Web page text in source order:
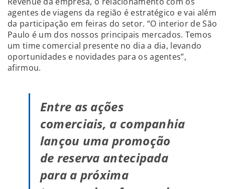
agentes de viagens da região é estratégico e vai além
da participação em feiras do setor. “O interior de São
Paulo é um dos nossos principais mercados. Temos
um time comercial presente no dia a dia, levando
oportunidades e novidades para os agentes”,
afirmou.
Entre as ações
comerciais, a companhia
lançou uma promoção
de reserva antecipada
para a próxima